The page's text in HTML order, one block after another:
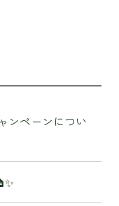
ンペーンについ